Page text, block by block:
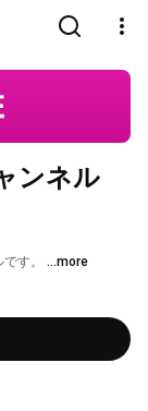
ンネル
す。 ...more